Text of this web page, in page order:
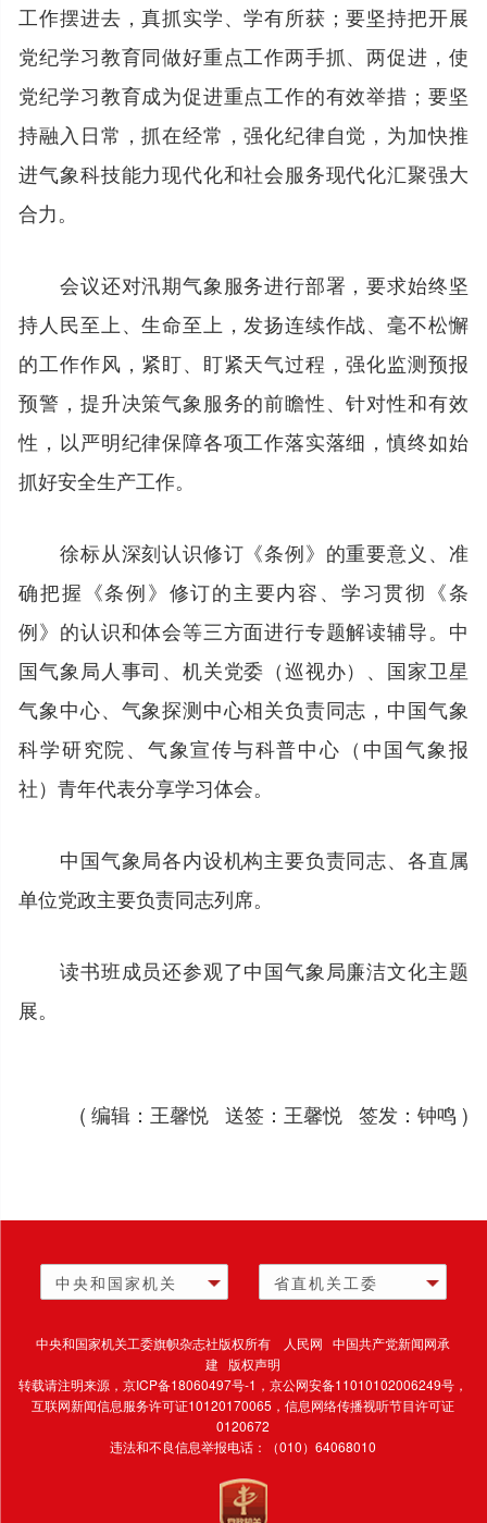
工作摆进去，真抓实学、学有所获；要坚持把开展
党纪学习教育同做好重点工作两手抓、两促进，使
党纪学习教育成为促进重点工作的有效举措；要坚
持融入日常，抓在经常，强化纪律自觉，为加快推
进气象科技能力现代化和社会服务现代化汇聚强大
合力。
会议还对汛期气象服务进行部署，要求始终坚
持人民至上、生命至上，发扬连续作战、毫不松懈
的工作作风，紧盯、盯紧天气过程，强化监测预报
预警，提升决策气象服务的前瞻性、针对性和有效
性，以严明纪律保障各项工作落实落细，慎终如始
抓好安全生产工作。
徐标从深刻认识修订《条例》的重要意义、准
确把握《条例》修订的主要内容、学习贯彻《条
例》的认识和体会等三方面进行专题解读辅导。中
国气象局人事司、机关党委（巡视办）、国家卫星
气象中心、气象探测中心相关负责同志，中国气象
科学研究院、气象宣传与科普中心（中国气象报
社）青年代表分享学习体会。
中国气象局各内设机构主要负责同志、各直属
单位党政主要负责同志列席。
读书班成员还参观了中国气象局廉洁文化主题
展。
( 编辑：王馨悦 送签：王馨悦 签发：钟鸣 )
中央和国家机关 省直机关工委
中央和国家机关工委旗帜杂志社版权所有 人民网 中国共产党新闻网承
建 版权声明
转载请注明来源，京ICP备18060497号-1 ，京公网安备11010102006249号，
互联网新闻信息服务许可证10120170065，信息网络传播视听节目许可证
0120672
违法和不良信息举报电话：（010）64068010